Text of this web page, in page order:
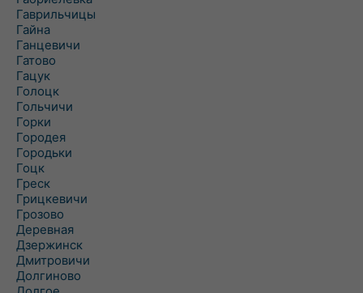
Гаврильчицы
Гайна
Ганцевичи
Гатово
Гацук
Голоцк
Гольчичи
Горки
Городея
Городьки
Гоцк
Греск
Грицкевичи
Грозово
Деревная
Дзержинск
Дмитровичи
Долгиново